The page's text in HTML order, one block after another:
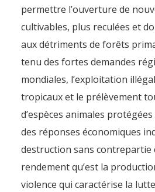
permettre l’ouverture de
cultivables, plus reculées et
aux détriments de forêts
tenu des fortes demandes
mondiales, l’exploitation
tropicaux et le prélèvement
d’espèces animales
des réponses économiques
destruction sans contrepartie
rendement qu’est la
violence qui caractérise la